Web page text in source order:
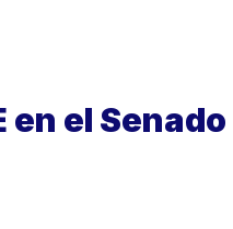
en el Senado